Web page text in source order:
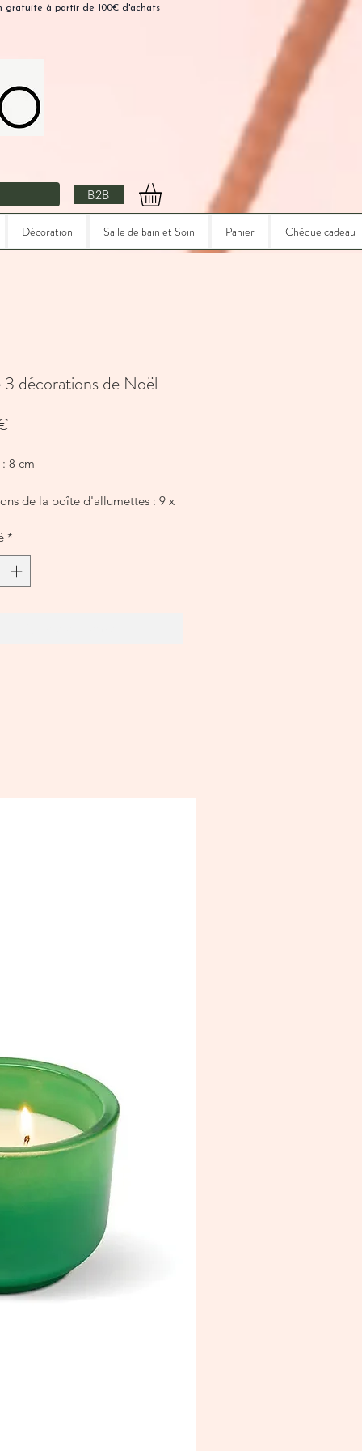
gratuite à partir de 100€ d'achats
B2B
Décoration Salle de bain et Soin Panier Chèque cadeau
3 décorations de Noël
8 cm
de la boîte d'allumettes : 9 x
*